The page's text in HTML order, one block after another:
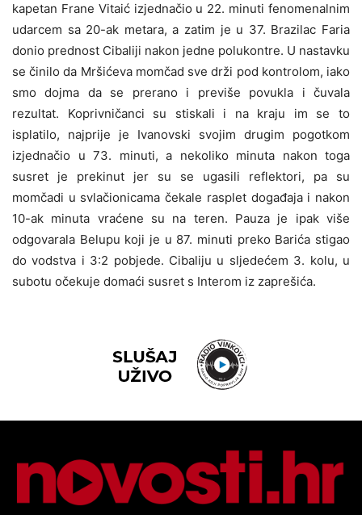
kapetan Frane Vitaić izjednačio u 22. minuti fenomenalnim
udarcem sa 20-ak metara, a zatim je u 37. Brazilac Faria
donio prednost Cibaliji nakon jedne polukontre. U nastavku
se činilo da Mršićeva momčad sve drži pod kontrolom, iako
smo dojma da se prerano i previše povukla i čuvala
rezultat. Koprivničanci su stiskali i na kraju im se to
isplatilo, najprije je Ivanovski svojim drugim pogotkom
izjednačio u 73. minuti, a nekoliko minuta nakon toga
susret je prekinut jer su se ugasili reflektori, pa su
momčadi u svlačionicama čekale rasplet događaja i nakon
10-ak minuta vraćene su na teren. Pauza je ipak više
odgovarala Belupu koji je u 87. minuti preko Barića stigao
do vodstva i 3:2 pobjede. Cibaliju u sljedećem 3. kolu, u
subotu očekuje domaći susret s Interom iz zaprešića.